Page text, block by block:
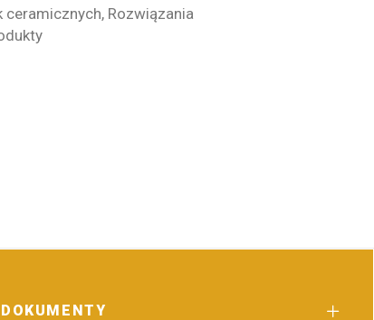
ceramicznych, Rozwiązania
DOKUMENTY